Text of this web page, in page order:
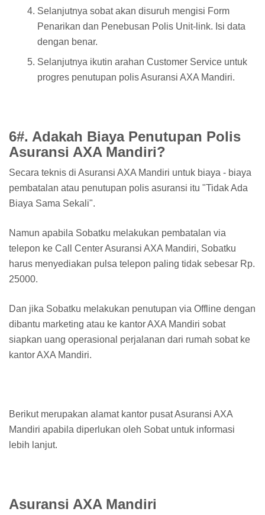
Selanjutnya sobat akan disuruh mengisi Form
Penarikan dan Penebusan Polis Unit-link. Isi data
dengan benar.
Selanjutnya ikutin arahan Customer Service untuk
progres penutupan polis Asuransi AXA Mandiri.
6#. Adakah Biaya Penutupan Polis
Asuransi AXA Mandiri?
Secara teknis di Asuransi AXA Mandiri untuk biaya - biaya
pembatalan atau penutupan polis asuransi itu "Tidak Ada
Biaya Sama Sekali".
Namun apabila Sobatku melakukan pembatalan via
telepon ke Call Center Asuransi AXA Mandiri, Sobatku
harus menyediakan pulsa telepon paling tidak sebesar Rp.
25000.
Dan jika Sobatku melakukan penutupan via Offline dengan
dibantu marketing atau ke kantor AXA Mandiri sobat
siapkan uang operasional perjalanan dari rumah sobat ke
kantor AXA Mandiri.
Berikut merupakan alamat kantor pusat Asuransi AXA
Mandiri apabila diperlukan oleh Sobat untuk informasi
lebih lanjut.
Asuransi AXA Mandiri